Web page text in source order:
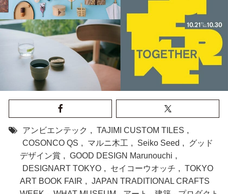
アンビエンテック , TAJIMI CUSTOM TILES ,
COSONCO QS , マルニ木工 , Seiko Seed ,
グッド
デザイン賞 , GOOD DESIGN Marunouchi ,
DESIGNART TOKYO , セイコーウオッチ , TOKYO
ART BOOK FAIR , JAPAN TRADITIONAL CRAFTS